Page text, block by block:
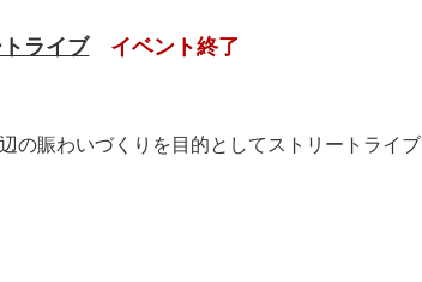
ライブ イベント終了
の賑わいづくりを目的としてストリートライブ